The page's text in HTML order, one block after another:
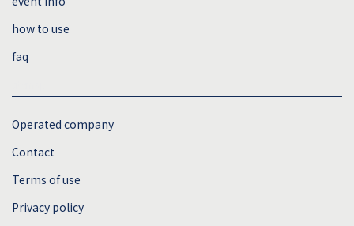
how to use
faq
Operated company
Contact
Terms of use
Privacy policy